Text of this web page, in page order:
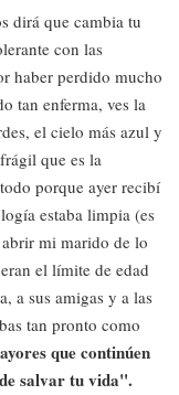
dirá que cambia tu
con las
haber perdido mucho
tan enferma, ves la
el cielo más azul y
que es la
porque ayer recibí
estaba limpia (es
mi marido de lo
el límite de edad
a sus amigas y a las
tan pronto como
que continúen
salvar tu vida".